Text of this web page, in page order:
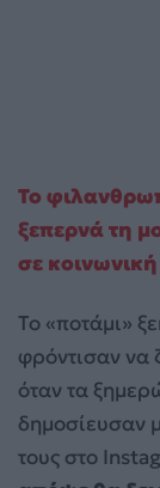
Το
ξεπερνά τη
σε
Το «ποτάμι»
φρόντισαν να
όταν τα
δημοσίευσαν
τους στο